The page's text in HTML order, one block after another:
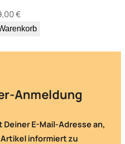
€
Anmeldung
Deiner E-Mail-Adresse an,
informiert zu